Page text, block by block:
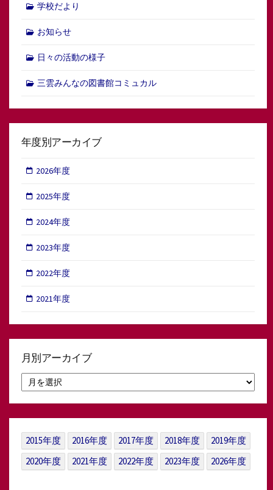
学校だより
お知らせ
日々の活動の様子
三雲みんなの図書館コミュカル
年度別アーカイブ
2026年度
2025年度
2024年度
2023年度
2022年度
2021年度
月別アーカイブ
別
ア
イ
ブ
2015年度 2016年度 2017年度 2018年度
2019年度
2020年度
2021年度 2022年度 2023年度 2026年度